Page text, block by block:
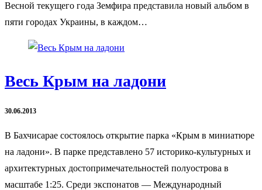
Весной текущего года Земфира представила новый альбом в
пяти городах Украины, в каждом…
Весь Крым на ладони
30.06.2013
В Бахчисарае состоялось открытие парка «Крым в миниатюре
на ладони». В парке представлено 57 историко-культурных и
архитектурных достопримечательностей полуострова в
масштабе 1:25. Среди экспонатов — Международный